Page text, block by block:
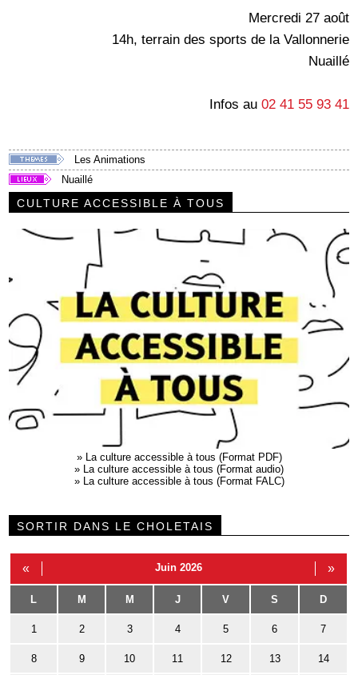
Mercredi 27 août
14h, terrain des sports de la Vallonnerie
Nuaillé
Infos au 02 41 55 93 41
Les Animations
Nuaillé
CULTURE ACCESSIBLE À TOUS
»
La culture accessible à tous (Format PDF)
»
La culture accessible à tous (Format audio)
»
La culture accessible à tous (Format FALC)
SORTIR DANS LE CHOLETAIS
« Juin 2026 »
L M M J V S D
1 2 3 4 5 6 7
8 9 10 11 12 13 14